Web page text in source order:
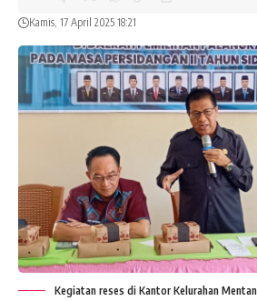
Kamis, 17 April 2025 18:21
Kegiatan reses di Kantor Kelurahan